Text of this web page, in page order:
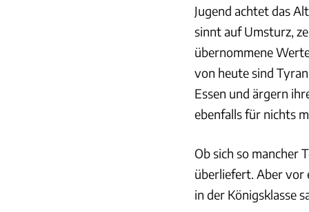
Jugend achtet das
sinnt auf Umsturz,
übernommene
von heute sind
Essen und ärgern
ebenfalls für nichts
Ob sich so mancher
überliefert. Aber vor
in der Königsklasse